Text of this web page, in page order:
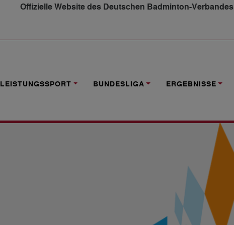
Offizielle Website des Deutschen Badminton-Verbandes
LEISTUNGSSPORT BUNDESLIGA ERGEBNISSE